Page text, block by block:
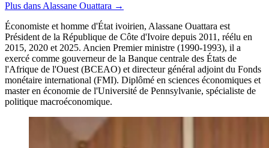
Plus dans Alassane Ouattara →
Économiste et homme d'État ivoirien, Alassane Ouattara est
Président de la République de Côte d'Ivoire depuis 2011, réélu en
2015, 2020 et 2025. Ancien Premier ministre (1990-1993), il a
exercé comme gouverneur de la Banque centrale des États de
l'Afrique de l'Ouest (BCEAO) et directeur général adjoint du Fonds
monétaire international (FMI). Diplômé en sciences économiques et
master en économie de l'Université de Pennsylvanie, spécialiste de
politique macroéconomique.